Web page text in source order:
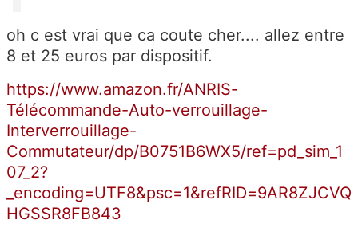
oh c est vrai que ca coute cher.... allez entre
8 et 25 euros par dispositif.
https://www.amazon.fr/ANRIS-
Télécommande-Auto-verrouillage-
Interverrouillage-
Commutateur/dp/B0751B6WX5/ref=pd_sim_1
07_2?
_encoding=UTF8&psc=1&refRID=9AR8ZJCVQ
HGSSR8FB843